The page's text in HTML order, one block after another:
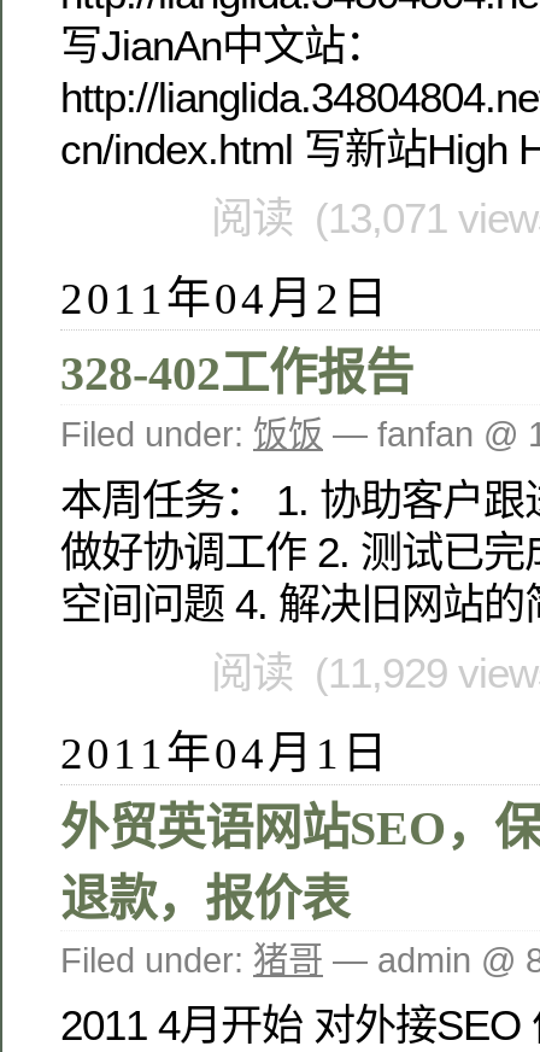
写JianAn中文站：
http://
cn/index.html 写新站High
阅读 (13,071
2011年04月2日
328-402工作报告
Filed under: 饭饭 — fanfan @
本周任务： 1. 协助客户
做好协调工作 2. 测试已完
空间问题 4. 解决旧网站的
阅读 (11,929
2011年04月1日
外贸英语网站SEO，
退款，报价表
Filed under: 猪哥 — admin @
2011 4月开始 对外接SEO